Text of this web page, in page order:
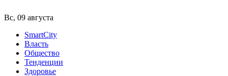
Вс, 09 августа
SmartCity
Власть
Общество
Тенденции
Здоровье